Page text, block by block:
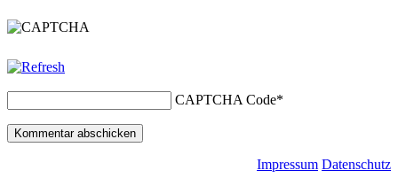
CAPTCHA Code*
Impressum Datenschutz